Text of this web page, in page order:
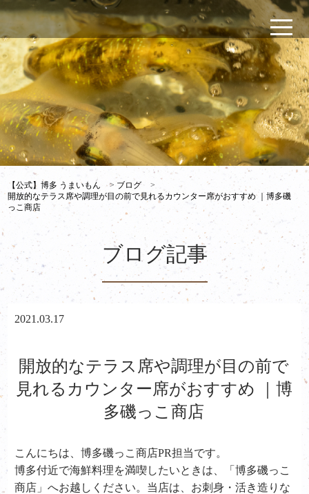
【公式】博多 うまいもん > ブログ
>
開放的なテラス席や調理が目の前で見れるカウンター席がおすすめ ｜博多磯
っこ商店
ブログ記事
2021.03.17
開放的なテラス席や調理が目の前で
見れるカウンター席がおすすめ ｜博
多磯っこ商店
こんにちは、博多磯っこ商店PR担当です。
博多付近で海鮮料理を満喫したいときは、「博多磯っこ
商店」へお越しください。当店は、お刺身・活き造りな